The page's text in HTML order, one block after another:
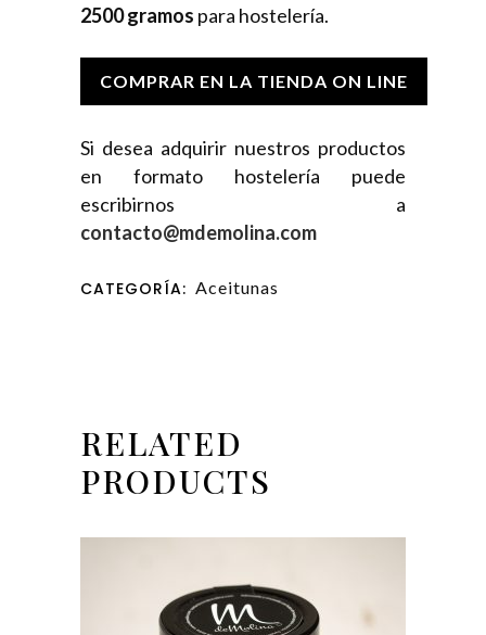
2500 gramos para hostelería.
COMPRAR EN LA TIENDA ON LINE
Si desea adquirir nuestros productos
en formato hostelería puede
escribirnos a
contacto@mdemolina.com
CATEGORÍA: Aceitunas
RELATED
PRODUCTS